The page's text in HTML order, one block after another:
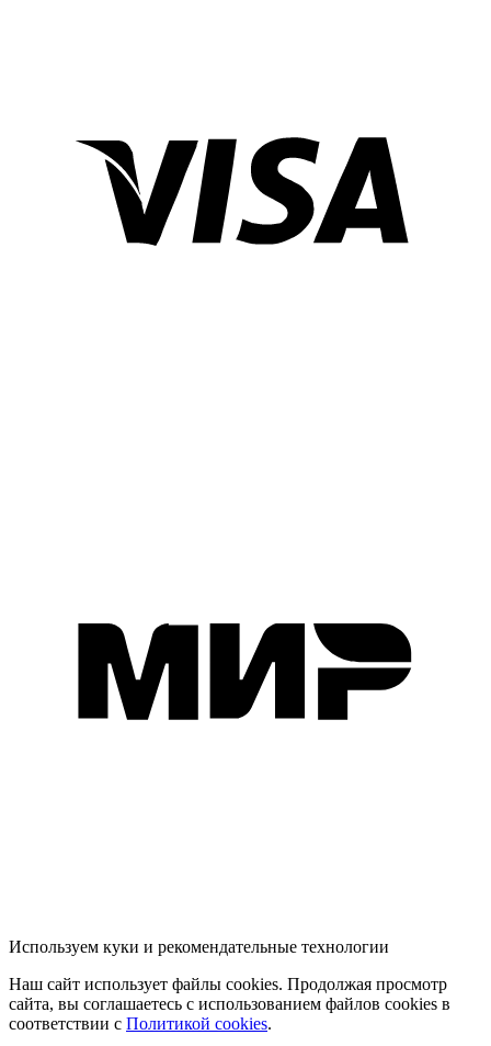
Используем куки и рекомендательные технологии
Наш сайт использует файлы cookies. Продолжая просмотр
сайта, вы соглашаетесь с использованием файлов cookies в
соответствии с Политикой cookies.